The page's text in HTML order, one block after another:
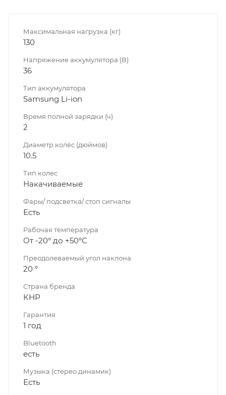
Максимальная нагрузка (кг)
130
Напряжение аккумулятора (В)
36
Тип аккумулятора
Samsung Li-ion
Время полной зарядки (ч)
2
Диаметр колёс (дюймов)
10.5
Тип колес
Накачиваемые
Фары/ подсветка/ стоп сигналы
Есть
Рабочая температура
От -20° до +50°С
Преодолеваемый угол наклона
20 °
Страна бренда
КНР
Гарантия
1 год
Bluetooth
есть
Музыка (стерео динамик)
Есть